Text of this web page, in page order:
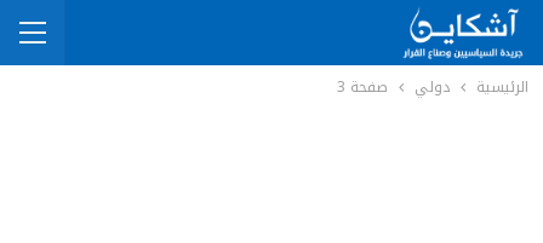
الرئيسية دولي صفحة 3